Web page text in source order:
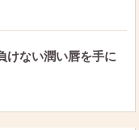
いるのと同じですよね？
がドラえもんが放送25周年
声優陣の平均年齢が70歳と
卒業して若い世代に譲ると
もんという番組は複数の
が理由で声優側が卒業（降
たというニュアンスの発言
初、製作者側
けない潤い唇を手に